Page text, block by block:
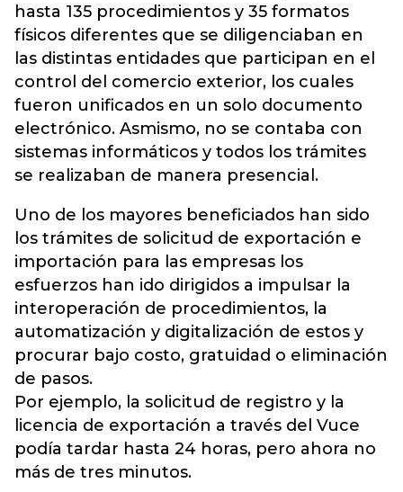
hasta 135 procedimientos y 35 formatos
físicos diferentes que se diligenciaban en
las distintas entidades que participan en el
control del comercio exterior, los cuales
fueron unificados en un solo documento
electrónico. Asmismo, no se contaba con
sistemas informáticos y todos los trámites
se realizaban de manera presencial.
Uno de los mayores beneficiados han sido
los trámites de solicitud de exportación e
importación para las empresas los
esfuerzos han ido dirigidos a impulsar la
interoperación de procedimientos, la
automatización y digitalización de estos y
procurar bajo costo, gratuidad o eliminación
de pasos.
Por ejemplo, la solicitud de registro y la
licencia de exportación a través del Vuce
podía tardar hasta 24 horas, pero ahora no
más de tres minutos.